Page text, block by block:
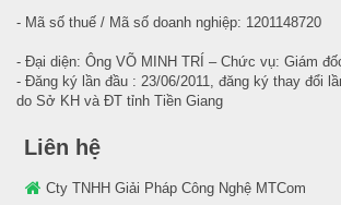
- Mã số thuế / Mã số doanh nghiệp: 1201148720
- Đại diện: Ông VÕ MINH TRÍ – Chức vụ: Giám
- Đăng ký lần đầu : 23/06/2011, đăng ký thay đổi
do Sở KH và ĐT tỉnh Tiền Giang
Liên hệ
Cty TNHH Giải Pháp Công Nghệ MTCom